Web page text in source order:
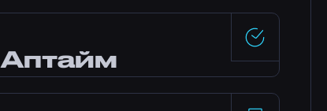
Аптайм
99.5%